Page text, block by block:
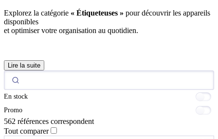
Explorez la catégorie « Étiqueteuses » pour découvrir les appareils
disponibles
et optimiser votre organisation au quotidien.
Lire la suite
En stock
Promo
562 références correspondent
Tout comparer